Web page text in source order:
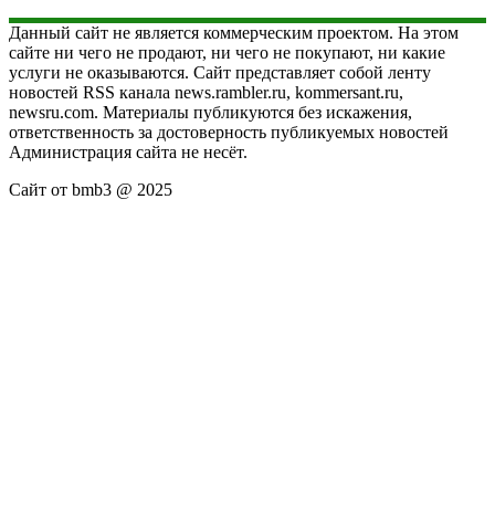
Данный сайт не является коммерческим проектом. На этом
сайте ни чего не продают, ни чего не покупают, ни какие
услуги не оказываются. Сайт представляет собой ленту
новостей RSS канала news.rambler.ru, kommersant.ru,
newsru.com. Материалы публикуются без искажения,
ответственность за достоверность публикуемых новостей
Администрация сайта не несёт.
Сайт от bmb3 @ 2025